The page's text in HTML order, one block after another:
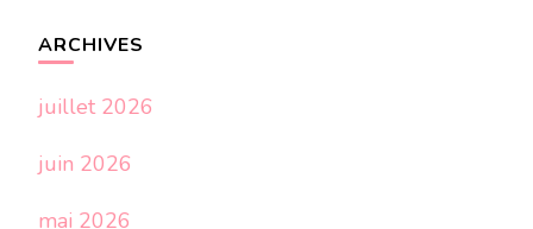
ARCHIVES
juillet 2026
juin 2026
mai 2026